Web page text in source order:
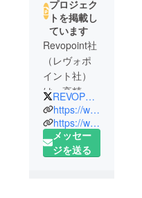
プロジェク
トを掲載し
ています
Revopoint社
（レヴォポ
イント社）
は、高精度
な3Dスキャ
ンカメラと
モジュール
の開発・製
REVOPOINTJAPAN
https://www.revopoint3d.com
https://www.revopoint3d.jp
メッセー
ジを送る